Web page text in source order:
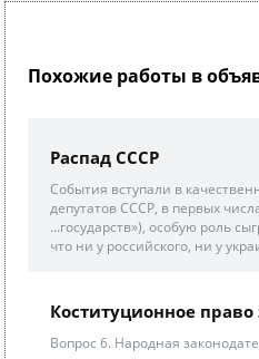
Похожие работы в
Распад СССР
События вступали в
депутатов СССР, в первых
...государств»), особую роль
что ни у российского, ни у
Коституционное
Вопрос 6. Народная